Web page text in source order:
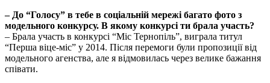
– До “Голосу” в тебе в соціальній мережі багато фото з
модельного конкурсу. В якому конкурсі ти брала участь?
– Брала участь в конкурсі “Міс Тернопіль”, виграла титул
“Перша віце-міс” у 2014. Після перемоги були пропозиції від
модельного агенства, але я відмовилась через велике бажання
співати.